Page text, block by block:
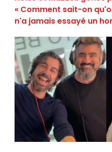
« Comment sait-on
n'a jamais essayé un